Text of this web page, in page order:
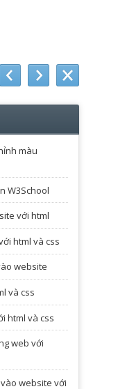
màu
W3School
với html
html và css
website
và css
html và css
web với
website với